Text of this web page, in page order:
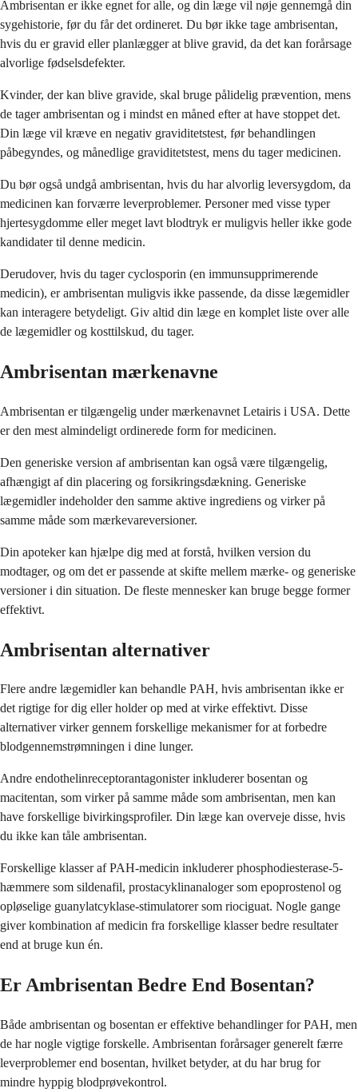
Ambrisentan er ikke egnet for alle, og din læge vil nøje gennemgå din
sygehistorie, før du får det ordineret. Du bør ikke tage ambrisentan,
hvis du er gravid eller planlægger at blive gravid, da det kan forårsage
alvorlige fødselsdefekter.
Kvinder, der kan blive gravide, skal bruge pålidelig prævention, mens
de tager ambrisentan og i mindst en måned efter at have stoppet det.
Din læge vil kræve en negativ graviditetstest, før behandlingen
påbegyndes, og månedlige graviditetstest, mens du tager medicinen.
Du bør også undgå ambrisentan, hvis du har alvorlig leversygdom, da
medicinen kan forværre leverproblemer. Personer med visse typer
hjertesygdomme eller meget lavt blodtryk er muligvis heller ikke gode
kandidater til denne medicin.
Derudover, hvis du tager cyclosporin (en immunsupprimerende
medicin), er ambrisentan muligvis ikke passende, da disse lægemidler
kan interagere betydeligt. Giv altid din læge en komplet liste over alle
de lægemidler og kosttilskud, du tager.
Ambrisentan mærkenavne
Ambrisentan er tilgængelig under mærkenavnet Letairis i USA. Dette
er den mest almindeligt ordinerede form for medicinen.
Den generiske version af ambrisentan kan også være tilgængelig,
afhængigt af din placering og forsikringsdækning. Generiske
lægemidler indeholder den samme aktive ingrediens og virker på
samme måde som mærkevareversioner.
Din apoteker kan hjælpe dig med at forstå, hvilken version du
modtager, og om det er passende at skifte mellem mærke- og generiske
versioner i din situation. De fleste mennesker kan bruge begge former
effektivt.
Ambrisentan alternativer
Flere andre lægemidler kan behandle PAH, hvis ambrisentan ikke er
det rigtige for dig eller holder op med at virke effektivt. Disse
alternativer virker gennem forskellige mekanismer for at forbedre
blodgennemstrømningen i dine lunger.
Andre endothelinreceptorantagonister inkluderer bosentan og
macitentan, som virker på samme måde som ambrisentan, men kan
have forskellige bivirkingsprofiler. Din læge kan overveje disse, hvis
du ikke kan tåle ambrisentan.
Forskellige klasser af PAH-medicin inkluderer phosphodiesterase-5-
hæmmere som sildenafil, prostacyklinanaloger som epoprostenol og
opløselige guanylatcyklase-stimulatorer som riociguat. Nogle gange
giver kombination af medicin fra forskellige klasser bedre resultater
end at bruge kun én.
Er Ambrisentan Bedre End Bosentan?
Både ambrisentan og bosentan er effektive behandlinger for PAH, men
de har nogle vigtige forskelle. Ambrisentan forårsager generelt færre
leverproblemer end bosentan, hvilket betyder, at du har brug for
mindre hyppig blodprøvekontrol.